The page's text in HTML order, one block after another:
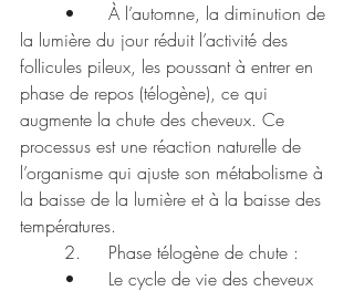
la lumière du jour réduit l’activité des
follicules pileux, les poussant à entrer en
phase de repos (télogène), ce qui
augmente la chute des cheveux. Ce
processus est une réaction naturelle de
l’organisme qui ajuste son métabolisme à
la baisse de la lumière et à la baisse des
températures.
	2.	Phase télogène de chute :